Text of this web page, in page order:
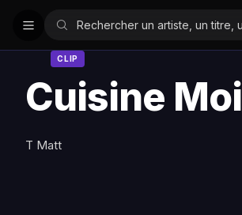
CLIP
Cuisine Moi
T Matt